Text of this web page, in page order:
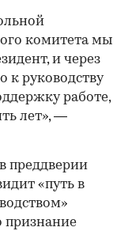
комитета мы
и через
к руководству
работе,
лет», —
преддверии
«путь в
признание